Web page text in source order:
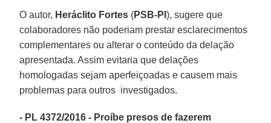
O autor, Heráclito Fortes (PSB-PI), sugere que
colaboradores não poderiam prestar esclarecimentos
complementares ou alterar o conteúdo da delação
apresentada. Assim evitaria que delações
homologadas sejam aperfeiçoadas e causem mais
problemas para outros investigados.
- PL 4372/2016 - Proíbe presos de fazerem